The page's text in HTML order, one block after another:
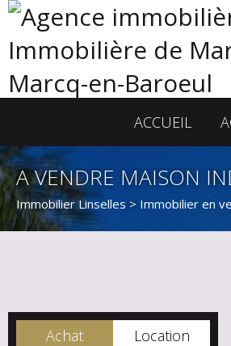
ACCUEIL
A VENDRE MAISON
Immobilier Linselles > Immobilier en
Achat Location